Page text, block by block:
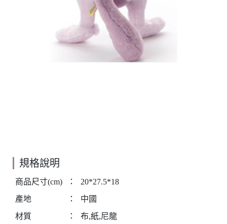
規格說明
商品尺寸(cm) ：
20*27.5*18
產地
：
中國
材質
：
布,紙,尼龍